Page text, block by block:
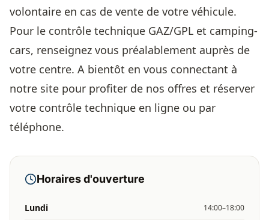
volontaire en cas de vente de votre véhicule.
Pour le contrôle technique GAZ/GPL et camping-
cars, renseignez vous préalablement auprès de
votre centre. A bientôt en vous connectant à
notre site pour profiter de nos offres et réserver
votre contrôle technique en ligne ou par
téléphone.
Horaires d'ouverture
Lundi 14:00–18:00